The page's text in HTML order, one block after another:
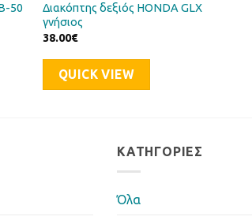
50
Διακόπτης δεξιός HONDA GLX
γνήσιος
38.00€
QUICK VIEW
ΚΑΤΗΓΟΡΊΕΣ
Όλα